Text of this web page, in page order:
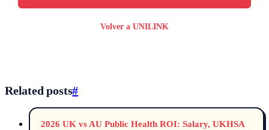
Volver a UNILINK
Related posts#
2026 UK vs AU Public Health ROI: Salary, UKHSA